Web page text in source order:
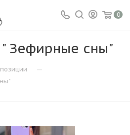
0
Зефирные сны"
—